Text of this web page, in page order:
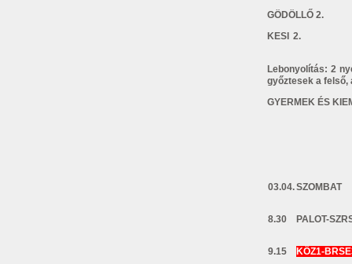
KESI
Lebonyolítás: 2
győztesek a felső,
GYERMEK ÉS
03.04.SZOMBAT
8.30 PALOT-
9.15 KÖZ1-